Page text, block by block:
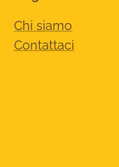
Chi siamo
Contattaci